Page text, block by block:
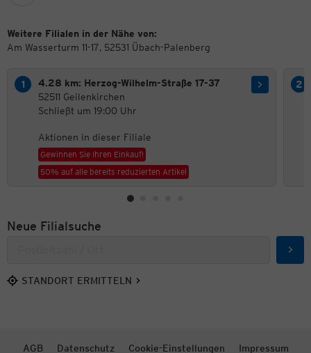
Weitere Filialen in der Nähe von:
Am Wasserturm 11-17, 52531 Übach-Palenberg
4.28 km: Herzog-Wilhelm-Straße 17-37
52511 Geilenkirchen
Schließt um 19:00 Uhr
Aktionen in dieser Filiale
Gewinnen Sie Ihren Einkauf!
50% auf alle bereits reduzierten Artikel
Neue Filialsuche
STANDORT ERMITTELN
AGB Datenschutz Cookie-Einstellungen Impressum